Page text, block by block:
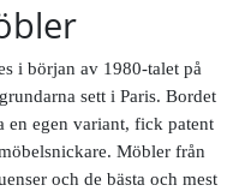
i början av 1980-talet på
sett i Paris. Bordet
en egen variant, fick patent
Möbler från
och de bästa och mest